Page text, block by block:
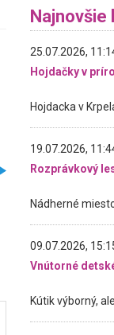
Najnovšie
25.07.2026,
Hojdačky v
19.07.2026,
Rozprávkový
09.07.2026,